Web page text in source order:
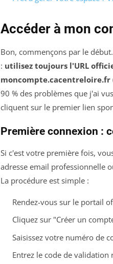
Accéder à mon
Bon, commençons par le
: utilisez toujours l'URL
moncompte.cacentreloire.fr
90 % des problèmes que j'ai
cliquent sur le premier lien
Première connexion :
Si c'est votre première fois,
adresse email professionnelle
La procédure est simple :
Rendez-vous sur le portail
Cliquez sur "Créer un
Saisissez votre numéro de
Entrez le code de validation